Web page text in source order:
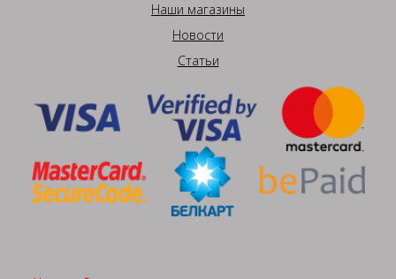
Наши магазины
Новости
Статьи